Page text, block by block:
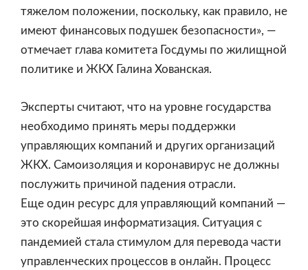
тяжелом положении, поскольку, как правило, не
имеют финансовых подушек безопасности», —
отмечает глава комитета Госдумы по жилищной
политике и ЖКХ Галина Хованская.
Эксперты считают, что на уровне государства
необходимо принять меры поддержки
управляющих компаний и других организаций
ЖКХ. Самоизоляция и коронавирус не должны
послужить причиной падения отрасли.
Еще один ресурс для управляющий компаний —
это скорейшая информатизация. Ситуация с
пандемией стала стимулом для перевода части
управленческих процессов в онлайн. Процесс